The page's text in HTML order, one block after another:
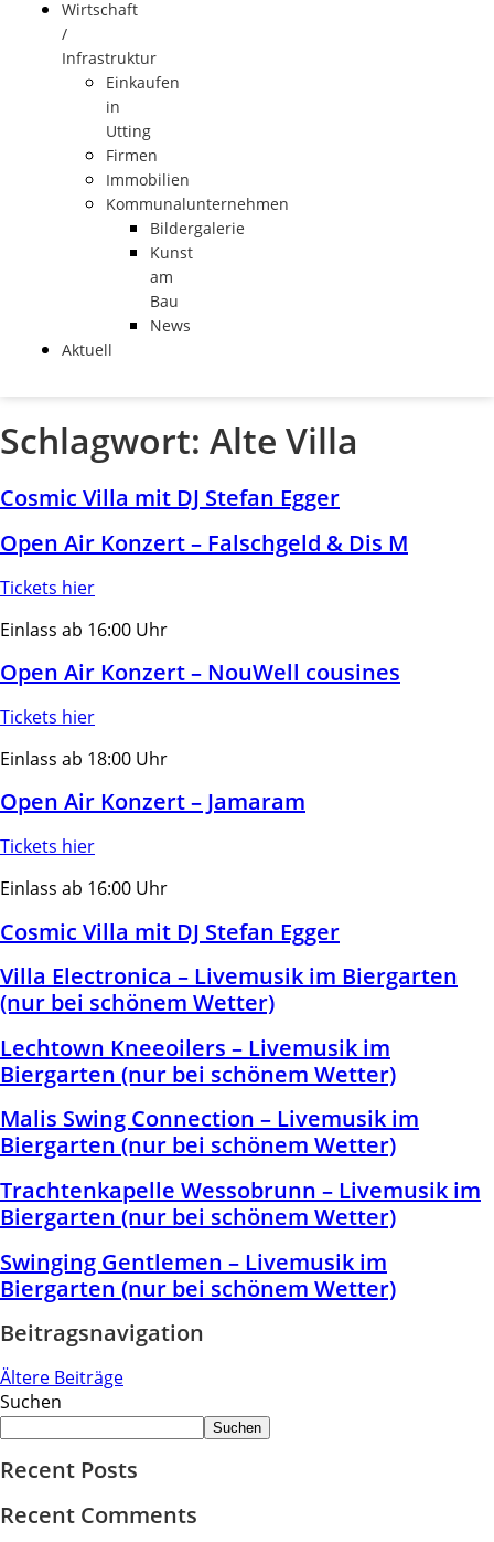
Wirtschaft
/
Infrastruktur
Einkaufen
in
Utting
Firmen
Immobilien
Kommunalunternehmen
Bildergalerie
Kunst
am
Bau
News
Aktuell
Schlagwort: Alte Villa
Cosmic Villa mit DJ Stefan Egger
Open Air Konzert – Falschgeld & Dis M
Tickets hier
Einlass ab 16:00 Uhr
Open Air Konzert – NouWell cousines
Tickets hier
Einlass ab 18:00 Uhr
Open Air Konzert – Jamaram
Tickets hier
Einlass ab 16:00 Uhr
Cosmic Villa mit DJ Stefan Egger
Villa Electronica – Livemusik im Biergarten
(nur bei schönem Wetter)
Lechtown Kneeoilers – Livemusik im
Biergarten (nur bei schönem Wetter)
Malis Swing Connection – Livemusik im
Biergarten (nur bei schönem Wetter)
Trachtenkapelle Wessobrunn – Livemusik im
Biergarten (nur bei schönem Wetter)
Swinging Gentlemen – Livemusik im
Biergarten (nur bei schönem Wetter)
Beitragsnavigation
Ältere Beiträge
Suchen
Suchen
Recent Posts
Recent Comments